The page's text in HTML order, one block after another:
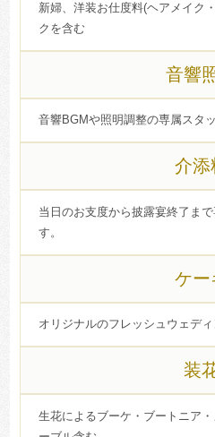
新婦、洋装お仕度料(ヘアメイク
クを含む
音響
音響BGMや照明調整の専属スタ
介添
当日のお支度から披露宴終了ま
す。
ケー
オリジナルのフレッシュウェデ
装
生花によるブーケ・ブートニア